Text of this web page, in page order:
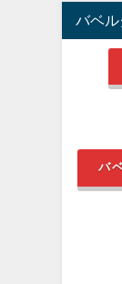
バベ
バ